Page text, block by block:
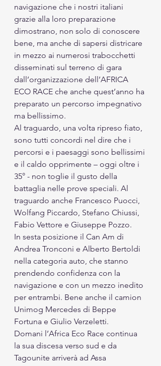
navigazione che i nostri italiani
grazie alla loro preparazione
dimostrano, non solo di conoscere
bene, ma anche di sapersi districare
in mezzo ai numerosi trabocchetti
disseminati sul terreno di gara
dall’organizzazione dell’AFRICA
ECO RACE che anche quest’anno ha
preparato un percorso impegnativo
ma bellissimo.
Al traguardo, una volta ripreso fiato,
sono tutti concordi nel dire che i
percorsi e i paesaggi sono bellissimi
e il caldo opprimente – oggi oltre i
35° - non toglie il gusto della
battaglia nelle prove speciali. Al
traguardo anche Francesco Puocci,
Wolfang Piccardo, Stefano Chiussi,
Fabio Vettore e Giuseppe Pozzo.
In sesta posizione il Can Am di
Andrea Tronconi e Alberto Bertoldi
nella categoria auto, che stanno
prendendo confidenza con la
navigazione e con un mezzo inedito
per entrambi. Bene anche il camion
Unimog Mercedes di Beppe
Fortuna e Giulio Verzeletti.
Domani l’Africa Eco Race continua
la sua discesa verso sud e da
Tagounite arriverà ad Assa